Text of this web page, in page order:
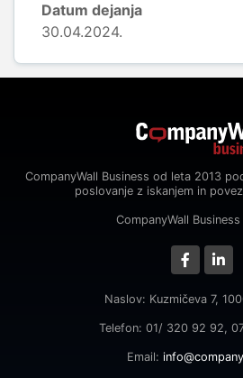
Datum dejanja
30.04.2024.
CompanyWall Business od leta 2013
poslovanje z iskanjem in
CompanyWall
Naslov: Kuzmičeva 7,
Telefon: 01/ 320 92 92,
Email: